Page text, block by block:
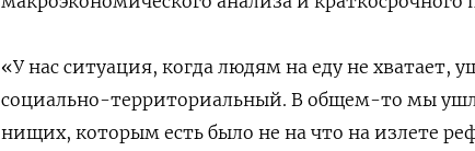
«У нас ситуация, когда людям на еду не хватает,
социально-территориальный. В общем-то мы
нищих, которым есть было не на что на излете